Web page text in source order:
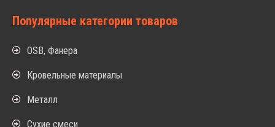
Популярные категории товаров
OSB, Фанера
Кровельные материалы
Металл
Сухие смеси